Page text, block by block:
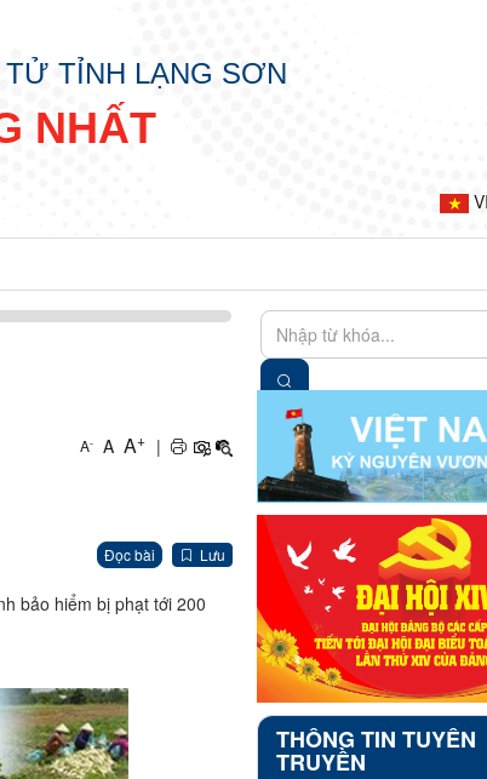
TỈNH LẠNG SƠN
NHẤT
A- A A+ |
Đọc bài Lưu
bảo hiểm bị phạt tới 200
THÔNG TIN TUYÊN
TRUYỀN